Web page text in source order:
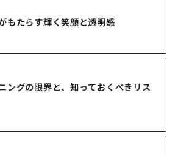
もたらす輝く笑顔と透明感
ングの限界と、知っておくべきリス